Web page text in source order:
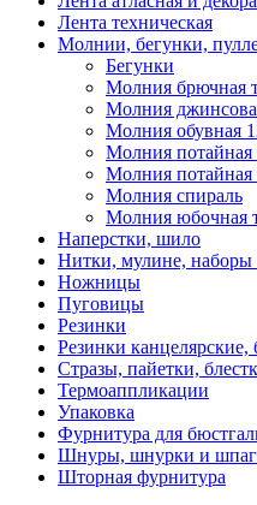
Лента техническая
Молнии, бегунки,
Бегунки
Молния брючная
Молния
Молния обувная
Молния потайная
Молния потайная
Молния спираль
Молния юбочная
Наперстки, шило
Нитки, мулине, наборы
Ножницы
Пуговицы
Резинки
Резинки канцелярские,
Стразы, пайетки,
Термоаппликации
Упаковка
Фурнитура для
Шнуры, шнурки и
Шторная фурнитура